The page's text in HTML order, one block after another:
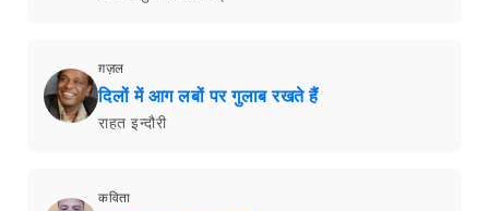
ग़ज़ल
दिलों में आग लबों पर गुलाब रखते हैं
राहत इन्दौरी
कविता